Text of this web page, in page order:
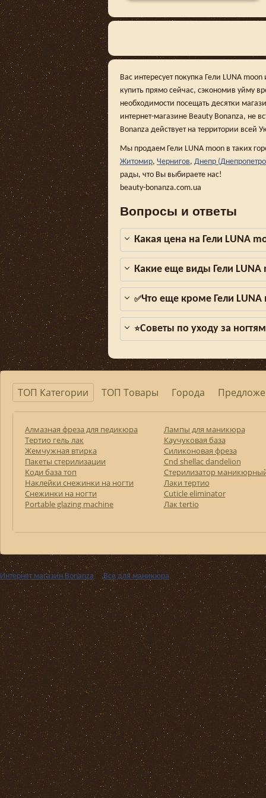
Вас интересует покупка Гели LUNA
купить прямо сейчас, сэкономив уйму
необходимости посещать десятки
интернет-магазине Beauty Bonanza, не
Bonanza действует на территории всей
Мы продаем Гели LUNA moon в таких
Житомир, Чернигов, Днепр
рады, что Вы выбираете нас!
beauty-bonanza.com.ua
Вопросы и ответы
Какая цена на Гели LUNA
Какие еще виды Гели LUNA
✅Что еще кроме Гели LUNA
⭐Советы по уходу за
ТОП Категории ТОП Товары Города
Алмазная фреза для педикюра
Тертио гель лак
Жемчужная втирка
Пакеты стерилизации
Коди база топ
Наклейки снежинки на ногти
Снежинки на ногти
Portable glazing machine
Лампы для маникюра
Каучуковая база
Силиконовая фреза
Cnd shellac dandelion
Стерилизатор
Лаки тертио
Cuticle eliminator
Лак tertio
Интернет магазин Bonanza ››Все для маникюра